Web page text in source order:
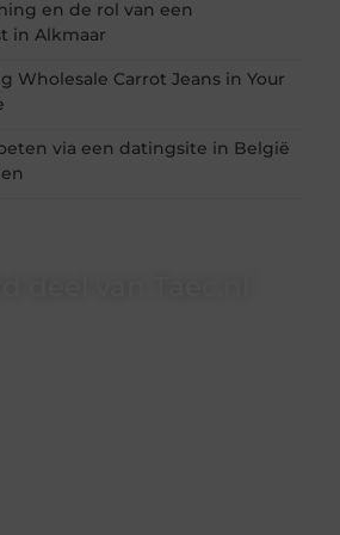
en de rol van een
in Alkmaar
Wholesale Carrot Jeans in Your
via een datingsite in België